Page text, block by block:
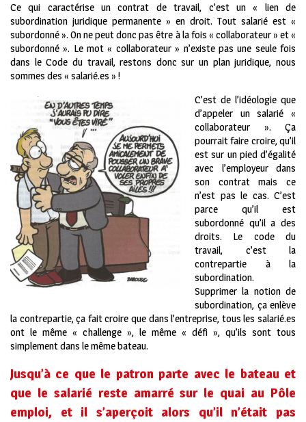
Ce qui caractérise un contrat de travail, c’est un « lien de
subordination juridique permanente » en droit. Tout salarié est «
subordonné ». On ne peut donc pas être à la fois « collaborateur » et «
subordonné ». Le mot « collaborateur » n’existe pas une seule fois
dans le Code du travail, restons donc sur un plan juridique, nous
sommes des « salarié.es » !
C’est de l’idéologie que
d’appeler un salarié «
collaborateur ». Ça
pourrait faire croire, qu’il
est sur un pied d’égalité
avec l’employeur dans
son contrat mais ce
n’est pas le cas. C’est
parce qu’il est
subordonné qu’il a des
droits. Le code du
travail, c’est la
contrepartie à la
subordination.
Supprimer la notion de
subordination, ça enlève
la contrepartie, ça fait croire que dans l’entreprise, tous les salarié.es
ont le même « challenge », le même « défi », qu’ils sont tous
simplement dans le même bateau.
Jusqu’à ce que le patron parte avec le bateau et
que le salarié reste amarré sur le quai au Pôle
emploi, et il s’aperçoit alors qu’il n’était pas